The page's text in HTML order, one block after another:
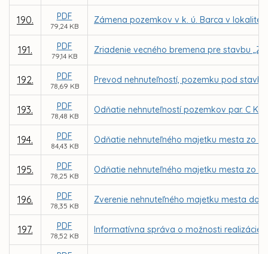
190. PDF
79,24 KB
Zámena pozemkov v k. ú. Barca v lokalite
191. PDF
79,14 KB
Zriadenie vecného bremena pre stavbu
192. PDF
78,69 KB
Prevod nehnuteľností, pozemku pod
193. PDF
78,48 KB
Odňatie nehnuteľností pozemkov par. C KN
194. PDF
84,43 KB
Odňatie nehnuteľného majetku mesta zo
195. PDF
78,25 KB
Odňatie nehnuteľného majetku mesta zo
196. PDF
78,35 KB
Zverenie nehnuteľného majetku mesta do
197. PDF
78,52 KB
Informatívna správa o možnosti realizácie